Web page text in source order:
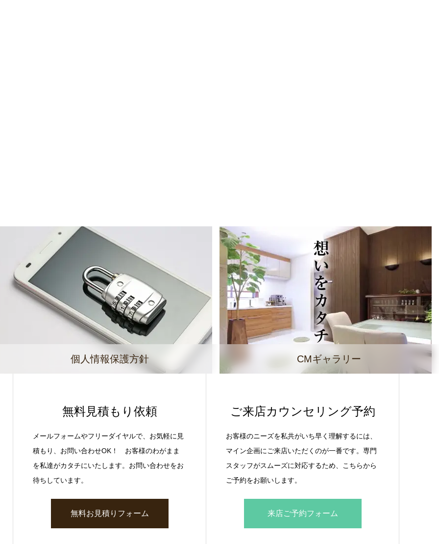
個人情報保護方針 CMギャラリー
無料見積もり依頼
メールフォームやフリーダイヤルで、お気軽に見
積もり、お問い合わせOK！ お客様のわがまま
を私達がカタチにいたします。お問い合わせをお
待ちしています。
無料お見積りフォーム
ご来店カウンセリング予約
お客様のニーズを私共がいち早く理解するには、
マイン企画にご来店いただくのが一番です。専門
スタッフがスムーズに対応するため、こちらから
ご予約をお願いします。
来店ご予約フォーム